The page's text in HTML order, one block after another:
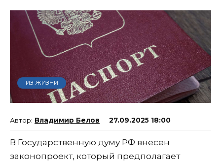
ИЗ ЖИЗНИ
Владимир Белов 27.09.2025 18:00
В Государственную думу РФ внесен
законопроект, который предполагает